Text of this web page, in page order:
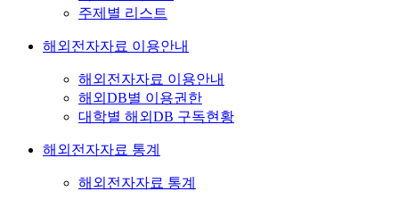
주제별 리스트
해외전자자료 이용안내
해외전자자료 이용안내
해외DB별 이용권한
대학별 해외DB 구독현황
해외전자자료 통계
해외전자자료 통계